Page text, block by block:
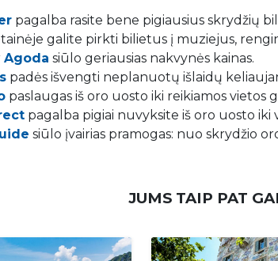
pagalba rasite bene pigiausius skrydžių
galite pirkti bilietus į muziejus,
Agoda siūlo geriausias nakvynės kainas.
padės išvengti neplanuotų išlaidų
paslaugas iš oro uosto iki reikiamos vietos
pagalba pigiai nuvyksite iš oro uosto iki
siūlo įvairias pramogas: nuo skrydžio
JUMS TAIP PAT